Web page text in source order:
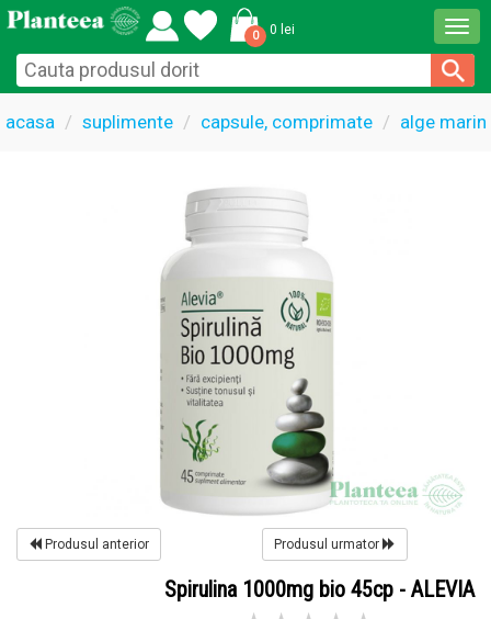
0 0 lei
acasa suplimente capsule, comprimate alge
Produsul anterior Produsul urmator
Spirulina 1000mg bio 45cp - ALEVIA